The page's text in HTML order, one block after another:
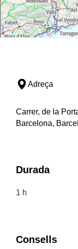
Adreça
Carrer, de la
Barcelona,
Durada
1 h
Consells